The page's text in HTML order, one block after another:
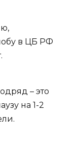
в ЦБ РФ
– это
на 1-2